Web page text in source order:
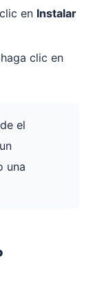
en Instalar
clic en
el
una